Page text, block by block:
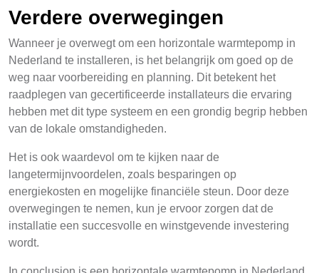
Verdere overwegingen
Wanneer je overwegt om een horizontale warmtepomp in
Nederland te installeren, is het belangrijk om goed op de
weg naar voorbereiding en planning. Dit betekent het
raadplegen van gecertificeerde installateurs die ervaring
hebben met dit type systeem en een grondig begrip hebben
van de lokale omstandigheden.
Het is ook waardevol om te kijken naar de
langetermijnvoordelen, zoals besparingen op
energiekosten en mogelijke financiële steun. Door deze
overwegingen te nemen, kun je ervoor zorgen dat de
installatie een succesvolle en winstgevende investering
wordt.